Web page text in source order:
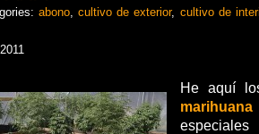
abono,cultivo de exterior, cultivo de
He aquí
marihuana